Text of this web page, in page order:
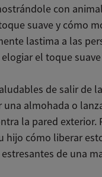
con
suave y cómo
lastima a las
el toque
de salir de
una almohada o
la pared exterior.
hijo cómo liberar
de una